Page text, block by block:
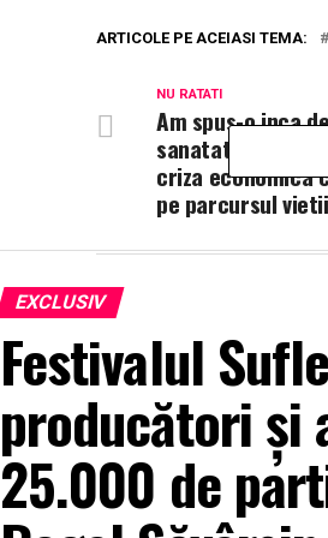
ARTICOLE PE ACEIASI TEMA:
NU RATATI
Am spus-o inca
sanatate publica
criza economica
pe parcursul
EXCLUSIV
Festivalul
producători și
25.000 de